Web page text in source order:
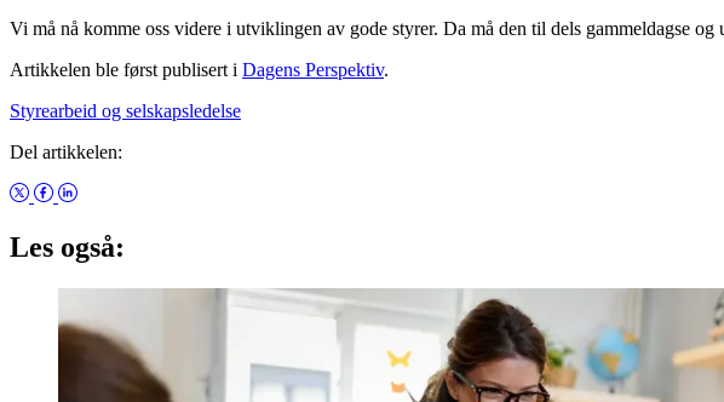
Vi må nå komme oss videre i utviklingen av gode styrer. Da må den til dels gammeldagse
Artikkelen ble først publisert i Dagens Perspektiv.
Styrearbeid og selskapsledelse
Del artikkelen:
Les også: